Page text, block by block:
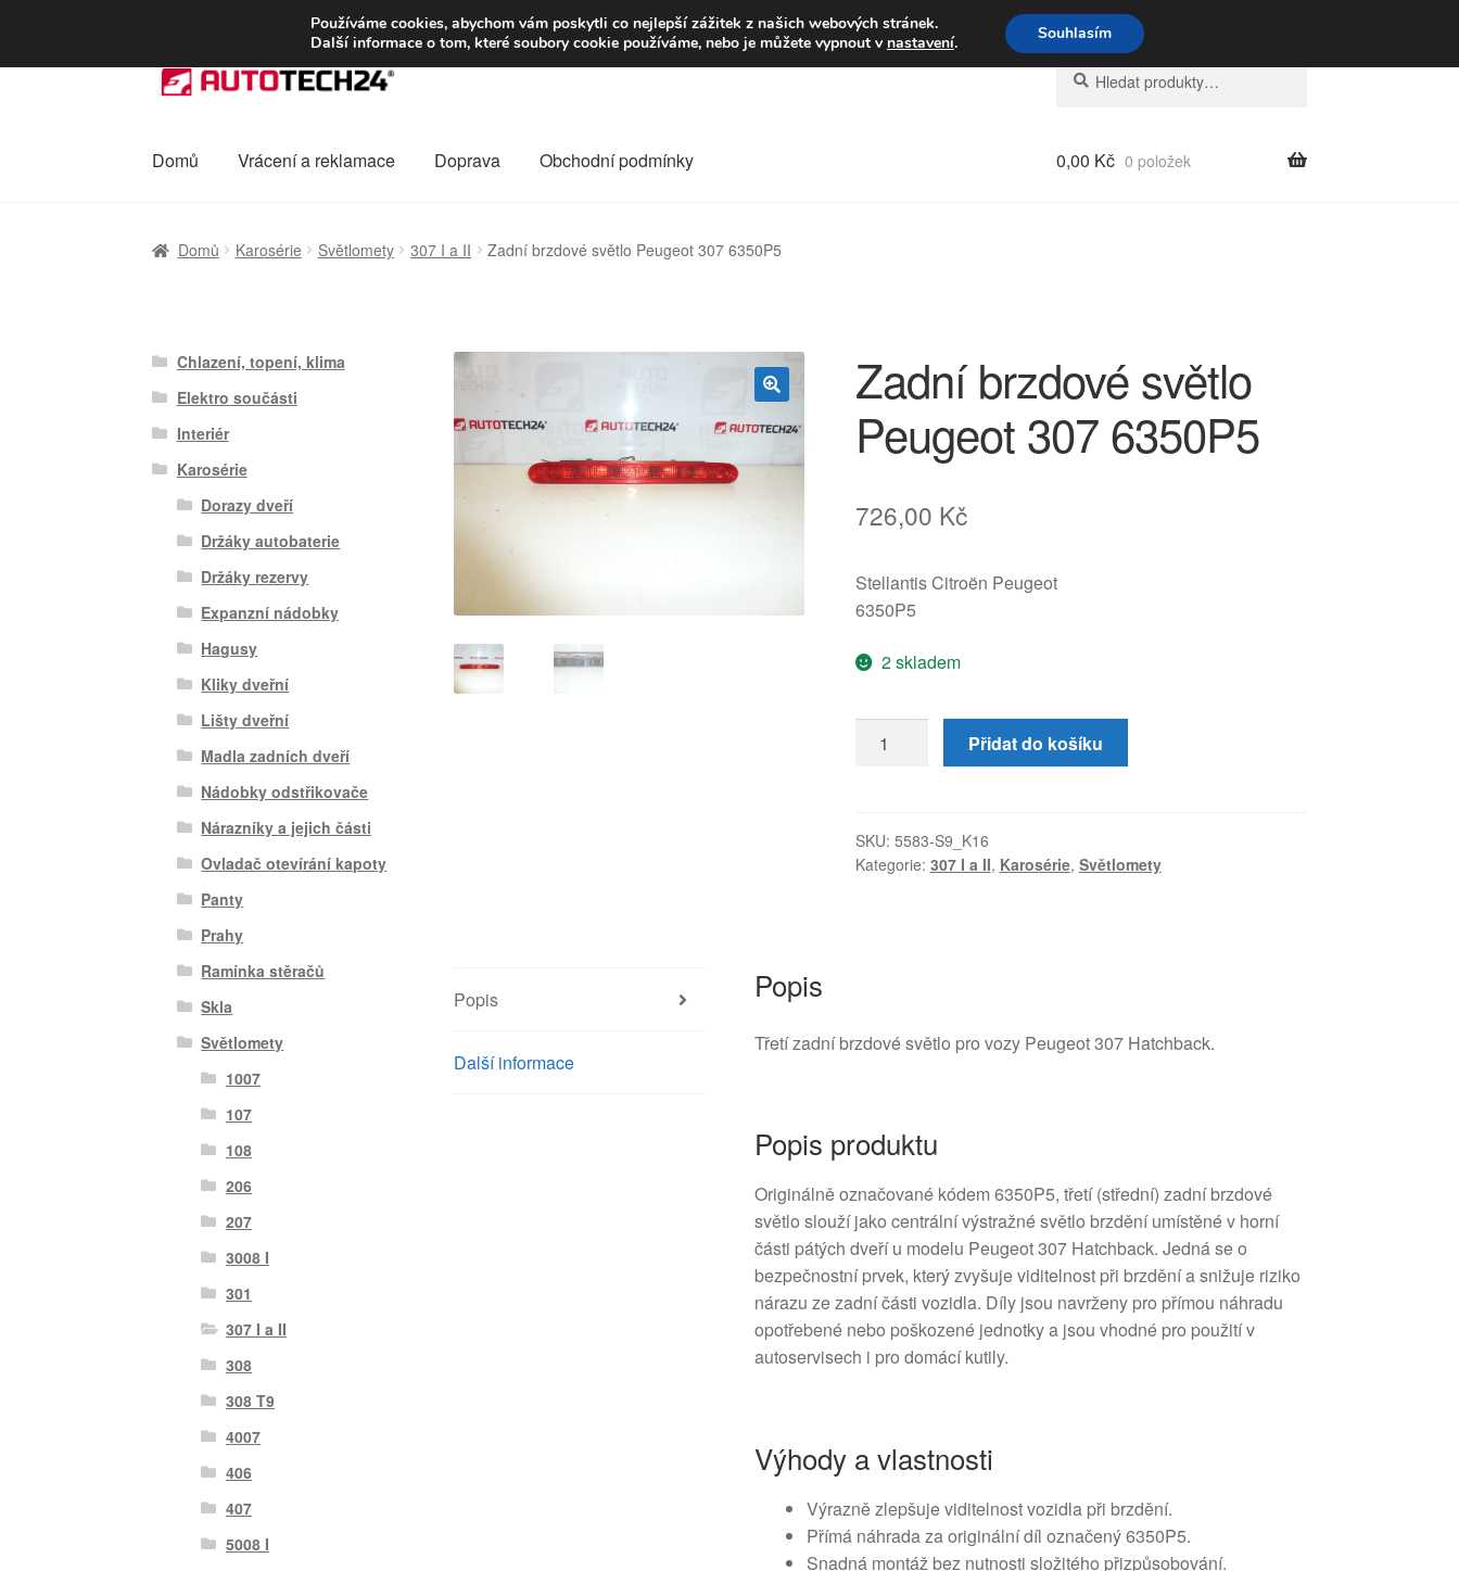
DOPRAVA od 139,-Kč Volejte po-pá 9-16 704 494 494
Přeskočit
na
Přejít
webu
Hledat:
Hledat
Domů Vrácení a reklamace Doprava Obchodní podmínky 0,00 Kč 0 položek
Domů Karosérie Světlomety 307 I a II Zadní brzdové světlo Peugeot 307 6350P5
Zadní brzdové světlo
Peugeot 307 6350P5
726,00 Kč
Stellantis Citroën Peugeot
6350P5
2 skladem
brzdové
307
6350P5
Přidat do košíku
SKU: 5583-S9_K16
Kategorie: 307 I a II, Karosérie, Světlomety
Popis
Další informace
Popis
Třetí zadní brzdové světlo pro vozy Peugeot 307 Hatchback.
Popis produktu
Originálně označované kódem 6350P5, třetí (střední) zadní brzdové
světlo slouží jako centrální výstražné světlo brzdění umístěné v horní
části pátých dveří u modelu Peugeot 307 Hatchback. Jedná se o
bezpečnostní prvek, který zvyšuje viditelnost při brzdění a snižuje riziko
nárazu ze zadní části vozidla. Díly jsou navrženy pro přímou náhradu
opotřebené nebo poškozené jednotky a jsou vhodné pro použití v
autoservisech i pro domácí kutily.
Výhody a vlastnosti
Výrazně zlepšuje viditelnost vozidla při brzdění.
Přímá náhrada za originální díl označený 6350P5.
Snadná montáž bez nutnosti složitého přizpůsobování.
Chlazení, topení, klima
Elektro součásti
Interiér
Karosérie
Dorazy dveří
Držáky autobaterie
Držáky rezervy
Expanzní nádobky
Hagusy
Kliky dveřní
Lišty dveřní
Madla zadních dveří
Nádobky odstřikovače
Nárazníky a jejich části
Ovladač otevírání kapoty
Panty
Prahy
Ramínka stěračů
Skla
Světlomety
1007
107
108
206
207
3008 I
301
307 I a II
308
308 T9
4007
406
407
5008 I
Používáme cookies, abychom vám poskytli co nejlepší zážitek z našich webových stránek.
Další informace o tom, které soubory cookie používáme, nebo je můžete vypnout v nastavení. Souhlasím